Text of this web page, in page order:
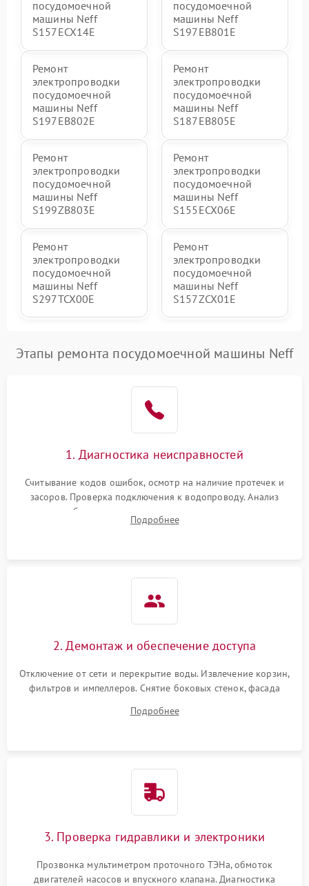
посудомоечной
машины Neff
S157ECX14E
посудомоечной
машины Neff
S197EB801E
Ремонт
электропроводки
посудомоечной
машины Neff
S197EB802E
Ремонт
электропроводки
посудомоечной
машины Neff
S187EB805E
Ремонт
электропроводки
посудомоечной
машины Neff
S199ZB803E
Ремонт
электропроводки
посудомоечной
машины Neff
S155ECX06E
Ремонт
электропроводки
посудомоечной
машины Neff
S297TCX00E
Ремонт
электропроводки
посудомоечной
машины Neff
S157ZCX01E
Этапы ремонта посудомоечной машины Neff
1. Диагностика неисправностей
Считывание кодов ошибок, осмотр на наличие протечек и
засоров. Проверка подключения к водопроводу. Анализ
жалоб на отсутствие слива, нагрева, вращения
разбрызгивателей или срабатывание системы защиты
Подробнее
2. Демонтаж и обеспечение доступа
Отключение от сети и перекрытие воды. Извлечение корзин,
фильтров и импеллеров. Снятие боковых стенок, фасада
циркуляционному насосу, ТЭНу и сливной помпе.
Подробнее
3. Проверка гидравлики и электроники
Прозвонка мультиметром проточного ТЭНа, обмоток
двигателей насосов и впускного клапана. Диагностика